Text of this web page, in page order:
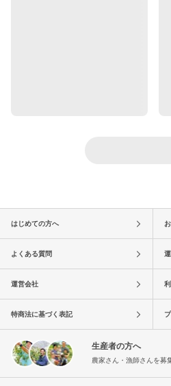
はじめての方へ
よくある質問
運営会社
特商法に基づく表記
生産者の方へ
農家さん・漁師さんを募